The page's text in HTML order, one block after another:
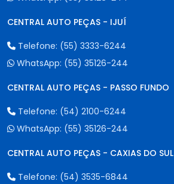
CENTRAL AUTO PEÇAS - IJUÍ
Telefone: (55) 3333-6244
WhatsApp: (55) 35126-244
CENTRAL AUTO PEÇAS - PASSO FUNDO
Telefone: (54) 2100-6244
WhatsApp: (55) 35126-244
CENTRAL AUTO PEÇAS - CAXIAS DO SUL
Telefone: (54) 3535-6844